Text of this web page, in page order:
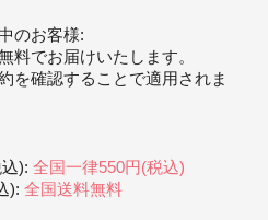
のお客様:
料でお届けいたします。
を確認することで適用されま
): 全国一律550円(税込)
): 全国送料無料